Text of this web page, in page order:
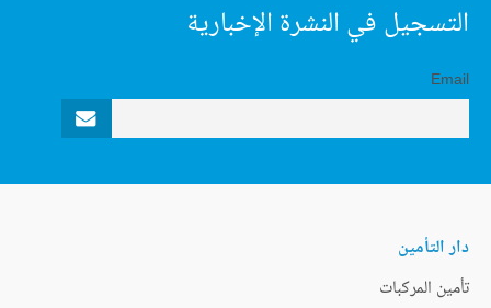
التسجيل في النشرة الإخبارية
Email
دار التأمين
تأمين المركبات